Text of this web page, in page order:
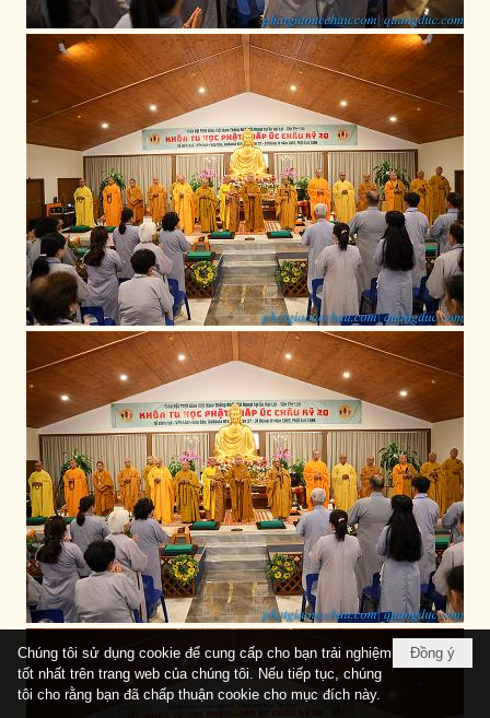
Đồng ý
Chúng tôi sử dụng cookie để cung cấp cho bạn trải nghiệm
tốt nhất trên trang web của chúng tôi. Nếu tiếp tục, chúng
tôi cho rằng bạn đã chấp thuận cookie cho mục đích này.